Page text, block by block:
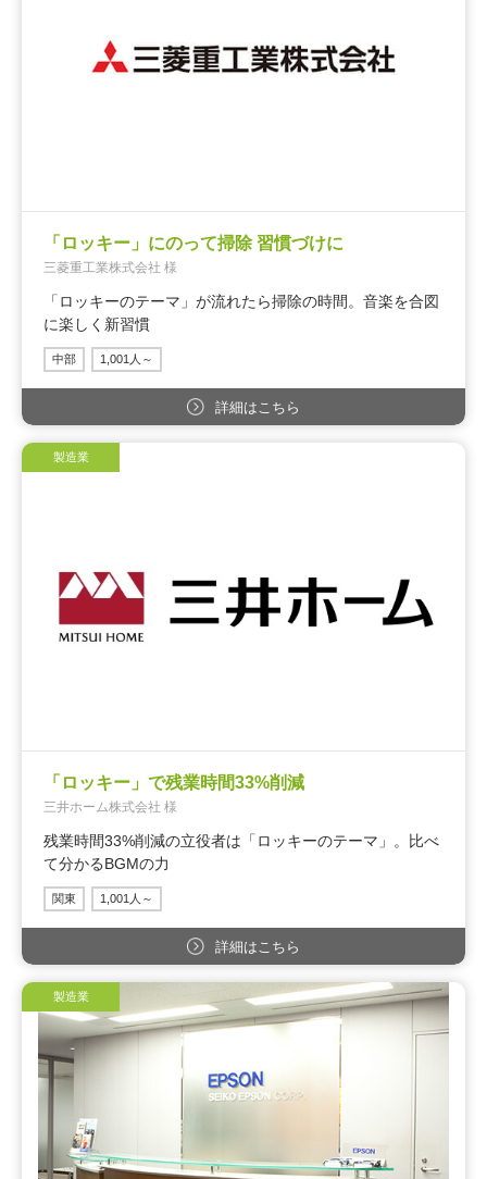
「ロッキー」にのって掃除 習慣づけに
三菱重工業株式会社 様
「ロッキーのテーマ」が流れたら掃除の時間。音楽を合図
に楽しく新習慣
中部 1,001人～
詳細はこちら
製造業
「ロッキー」で残業時間33%削減
三井ホーム株式会社 様
残業時間33%削減の立役者は「ロッキーのテーマ」。比べ
て分かるBGMの力
関東 1,001人～
詳細はこちら
製造業